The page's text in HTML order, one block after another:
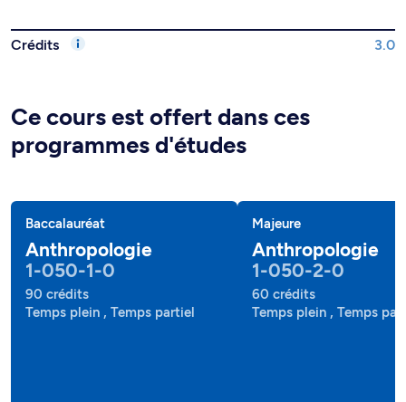
Crédits 3.0
Ce cours est offert dans ces
programmes d'études
Baccalauréat
Anthropologie
1-050-1-0
90 crédits
Temps plein , Temps partiel
Majeure
Anthropologie
1-050-2-0
60 crédits
Temps plein , Temps